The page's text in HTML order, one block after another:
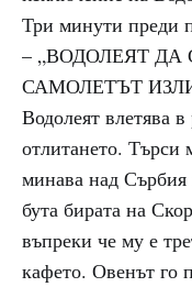
Три минути преди
– „ВОДОЛЕЯТ ДА
САМОЛЕТЪТ
Водолеят влетява
отлитането. Търси
минава над
бута бирата на
въпреки че му е
кафето. Овенът го